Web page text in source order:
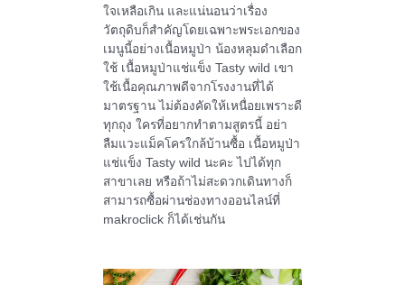
ใจเหลือเกิน และแน่นอนว่าเรื่อง
วัตถุดิบก็สำคัญโดยเฉพาะพระเอกของ
เมนูนี้อย่างเนื้อหมูป่า น้องหลุมดำเลือก
ใช้ เนื้อหมูป่าแช่แข็ง Tasty wild เขา
ใช้เนื้อคุณภาพดีจากโรงงานที่ได้
มาตรฐาน ไม่ต้องคัดให้เหนื่อยเพราะดี
ทุกถุง ใครที่อยากทำตามสูตรนี้ อย่า
ลืมแวะแม็คโครใกล้บ้านซื้อ เนื้อหมูป่า
แช่แข็ง Tasty wild นะคะ ไปได้ทุก
สาขาเลย หรือถ้าไม่สะดวกเดินทางก็
สามารถซื้อผ่านช่องทางออนไลน์ที่
makroclick ก็ได้เช่นกัน